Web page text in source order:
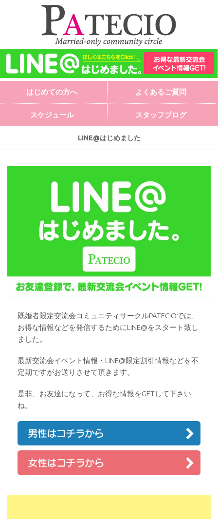
はじめての方へ よくあるご質問
スケジュール スタッフブログ
LINE@はじめました
既婚者限定交流会コミュニティサークルPATECIOでは、
お得な情報などを発信するためにLINE@をスタート致し
ました。
最新交流会イベント情報・LINE@限定割引情報などを不
定期ですがお送りさせて頂きます。
是非、お友達になって、お得な情報をGETして下さい
ね。